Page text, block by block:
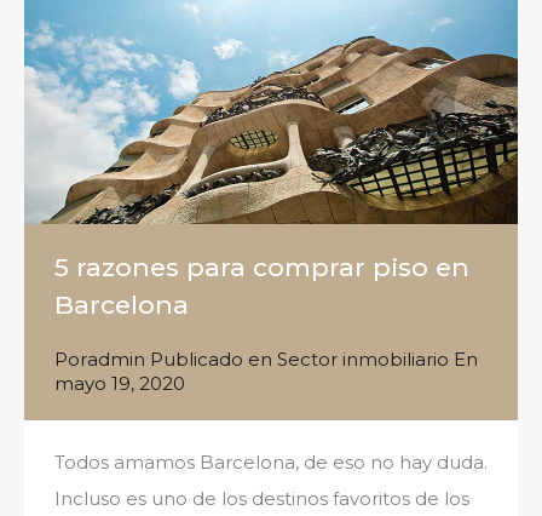
5 razones para comprar piso en
Barcelona
Poradmin Publicado en Sector inmobiliario En
mayo 19, 2020
Todos amamos Barcelona, de eso no hay duda.
Incluso es uno de los destinos favoritos de los